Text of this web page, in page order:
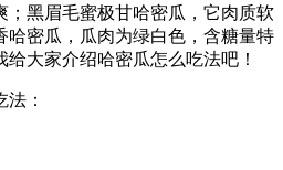
；黑眉毛蜜极甘哈密瓜，它肉质软
哈密瓜，瓜肉为绿白色，含糖量特
大家介绍哈密瓜怎么吃法吧！
：